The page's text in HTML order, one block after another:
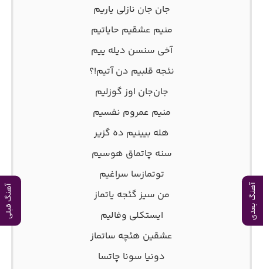
آهنگ بعدی آهنگ قبلی
جان جان نازلی یاریم
منیم عشقیم حایاتیم
آخی سنسن دیله ییم
نئجه قلبیم دن آتیم!؟
جان‌جان اوز گوزلیم
منیم عمروم نفسیم
هله بیینیم ده گزیر
سنه چاتماق هوسیم
توتمازسا سراغیم
من سیز گئجه یاتماز
ایستکلی وفالیم
عشقین هئچه ساتماز
دونیا سونا چاتسا